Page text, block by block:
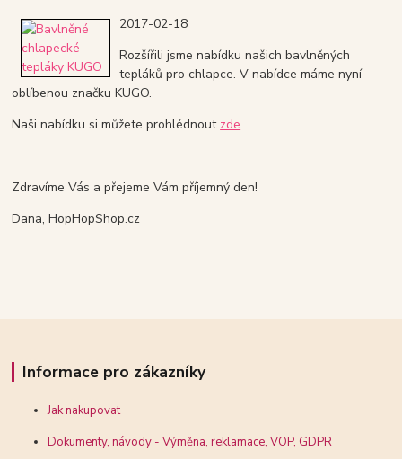
2017-02-18
Rozšířili jsme nabídku našich bavlněných
tepláků pro chlapce. V nabídce máme nyní
oblíbenou značku KUGO.
Naši nabídku si můžete prohlédnout zde.
Zdravíme Vás a přejeme Vám příjemný den!
Dana, HopHopShop.cz
Informace pro zákazníky
Jak nakupovat
Dokumenty, návody - Výměna, reklamace, VOP, GDPR